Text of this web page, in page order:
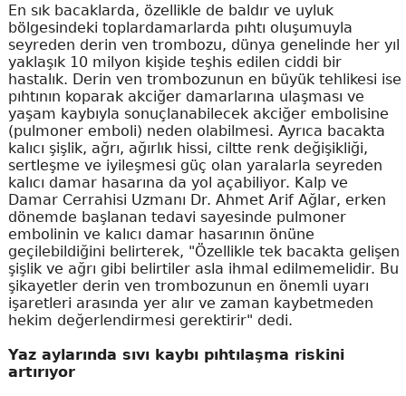
En sık bacaklarda, özellikle de baldır ve uyluk
bölgesindeki toplardamarlarda pıhtı oluşumuyla
seyreden derin ven trombozu, dünya genelinde her yıl
yaklaşık 10 milyon kişide teşhis edilen ciddi bir
hastalık. Derin ven trombozunun en büyük tehlikesi ise
pıhtının koparak akciğer damarlarına ulaşması ve
yaşam kaybıyla sonuçlanabilecek akciğer embolisine
(pulmoner emboli) neden olabilmesi. Ayrıca bacakta
kalıcı şişlik, ağrı, ağırlık hissi, ciltte renk değişikliği,
sertleşme ve iyileşmesi güç olan yaralarla seyreden
kalıcı damar hasarına da yol açabiliyor. Kalp ve
Damar Cerrahisi Uzmanı Dr. Ahmet Arif Ağlar, erken
dönemde başlanan tedavi sayesinde pulmoner
embolinin ve kalıcı damar hasarının önüne
geçilebildiğini belirterek, "Özellikle tek bacakta gelişen
şişlik ve ağrı gibi belirtiler asla ihmal edilmemelidir. Bu
şikayetler derin ven trombozunun en önemli uyarı
işaretleri arasında yer alır ve zaman kaybetmeden
hekim değerlendirmesi gerektirir" dedi.
Yaz aylarında sıvı kaybı pıhtılaşma riskini
artırıyor